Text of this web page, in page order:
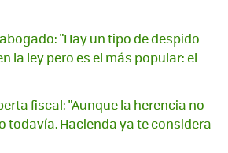
"Hay un tipo de despido
la ley pero es el más popular: el
fiscal: "Aunque la herencia no
todavía. Hacienda ya te considera